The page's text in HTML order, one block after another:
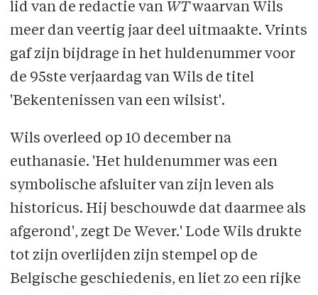
lid van de redactie vanWT waarvan Wils
meer dan veertig jaar deel uitmaakte. Vrints
gaf zijn bijdrage in het huldenummer voor
de 95ste verjaardag van Wils de titel
'Bekentenissen van een wilsist'.
Wils overleed op 10 december na
euthanasie. 'Het huldenummer was een
symbolische afsluiter van zijn leven als
historicus. Hij beschouwde dat daarmee als
afgerond', zegt De Wever.' Lode Wils drukte
tot zijn over­lijden zijn stempel op de
Belgische geschiedenis, en liet zo een rijke